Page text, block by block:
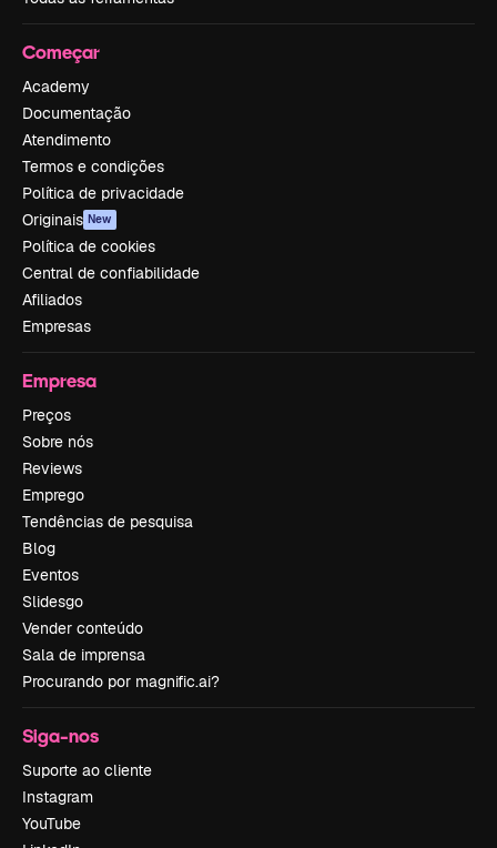
Começar
Academy
Documentação
Atendimento
Termos e condições
Política de privacidade
Originais New
Política de cookies
Central de confiabilidade
Afiliados
Empresas
Empresa
Preços
Sobre nós
Reviews
Emprego
Tendências de pesquisa
Blog
Eventos
Slidesgo
Vender conteúdo
Sala de imprensa
Procurando por magnific.ai?
Siga-nos
Suporte ao cliente
Instagram
YouTube